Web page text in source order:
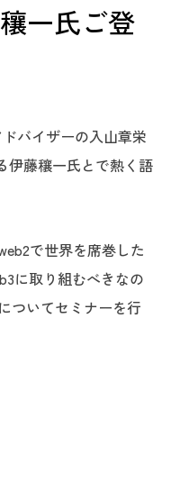
一氏ご登
バイザーの入山章栄
伊藤穰一氏とで熱く語
で世界を席巻した
に取り組むべきなの
ついてセミナーを行